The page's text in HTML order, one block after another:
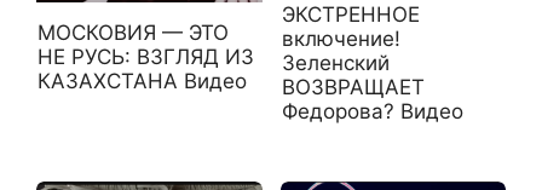
МОСКОВИЯ — ЭТО
НЕ РУСЬ: ВЗГЛЯД ИЗ
КАЗАХСТАНА Видео
ЭКСТРЕННОЕ
включение!
Зеленский
ВОЗВРАЩАЕТ
Федорова? Видео